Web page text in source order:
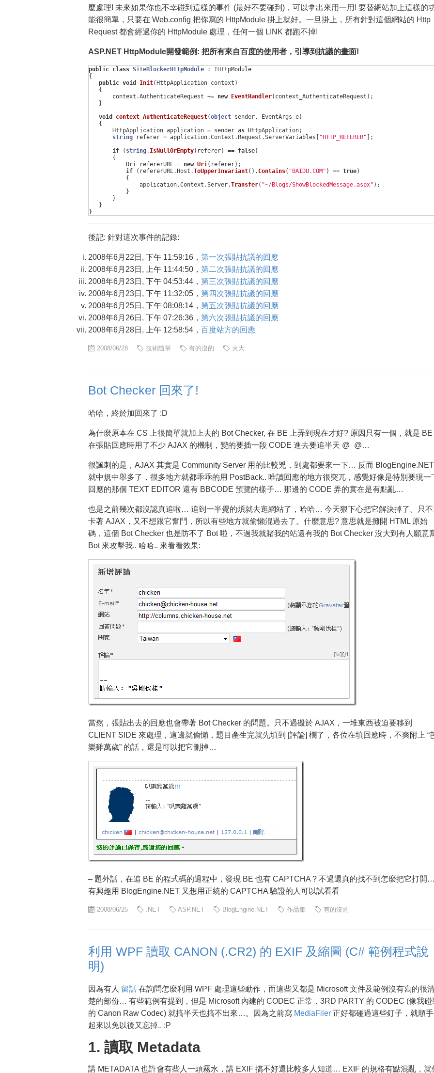
麼處理! 未來如果你也不幸碰到這樣的事件 (最好不要碰到)，可以拿出來用一用! 要替網站加上這樣的
能很簡單，只要在 Web.config 把你寫的 HttpModule 掛上就好。一旦掛上，所有針對這個網站的 Http
Request 都會經過你的 HttpModule 處理，任何一個 LINK 都跑不掉!
ASP.NET HttpModule開發範例: 把所有來自百度的使用者，引導到抗議的畫面!
public class SiteBlockerHttpModule :
IHttpModule
{
public void Init( HttpApplication context )
{
context .AuthenticateRequest += new EventHandler( context_AuthenticateRequest );
}
void
context_AuthenticateRequest(object sender, EventArgs e)
{
HttpApplication application = sender as HttpApplication;
string
referer = application.Context . Request .ServerVariables "HTTP_REFERER" ];
if
( string. IsNullOrEmpty( referer) == false)
{
Uri
refererURL = new Uri( referer);
if
( refererURL. Host .ToUpperInvariant().Contains( "BAIDU.COM" ) == true)
{
application.Context .Server.Transfer( "~/Blogs/ShowBlockedMessage.aspx" );
}
}
}
}
後記: 針對這次事件的記錄:
2008年6月22日, 下午 11:59:16， 第一次張貼抗議的回應
2008年6月23日, 上午 11:44:50， 第二次張貼抗議的回應
2008年6月23日, 下午 04:53:44， 第三次張貼抗議的回應
2008年6月23日, 下午 11:32:05， 第四次張貼抗議的回應
2008年6月25日, 下午 08:08:14， 第五次張貼抗議的回應
2008年6月26日, 下午 07:26:36， 第六次張貼抗議的回應
2008年6月28日, 上午 12:58:54， 百度站方的回應
2008/06/28 技術隨筆 有的沒的 火大
Bot Checker 回來了!
哈哈，終於加回來了 :D
為什麼原本在 CS 上很簡單就加上去的 Bot Checker, 在 BE 上弄到現在才好? 原因只有一個，就是 BE
在張貼回應時用了不少 AJAX 的機制，變的要插一段 CODE 進去要追半天 @_@…
很諷刺的是，AJAX 其實是 Community Server 用的比較兇，到處都要來一下… 反而 BlogEngine.NET
就中規中舉多了，很多地方就都乖乖的用 PostBack.. 唯讀回應的地方很突兀，感覺好像是特別要現一
回應的那個 TEXT EDITOR 還有 BBCODE 預覽的樣子… 那邊的 CODE 弄的實在是有點亂…
也是之前幾次都沒認真追啦… 追到一半覺的煩就去逛網站了，哈哈… 今天狠下心把它解決掉了。只
卡著 AJAX，又不想跟它奮鬥，所以有些地方就偷懶混過去了。什麼意思? 意思就是攤開 HTML 原始
碼，這個 Bot Checker 也是防不了 Bot 啦，不過我就賭我的站還有我的 Bot Checker 沒大到有人願意
Bot 來攻擊我.. 哈哈.. 來看看效果:
當然，張貼出去的回應也會帶著 Bot Checker 的問題。只不過礙於 AJAX，一堆東西被迫要移到
CLIENT SIDE 來處理，這邊就偷懶，題目產生完就先填到 [評論] 欄了，各位在填回應時，不爽附上 “
樂雞萬歲” 的話，還是可以把它刪掉…
– 題外話，在追 BE 的程式碼的過程中，發現 BE 也有 CAPTCHA ? 不過還真的找不到怎麼把它打開
有興趣用 BlogEngine.NET 又想用正統的 CAPTCHA 驗證的人可以試看看
2008/06/25 .NET ASP.NET BlogEngine.NET 作品集 有的沒的
利用 WPF 讀取 CANON (.CR2) 的 EXIF 及縮圖 (C# 範例程式說
明)
因為有人 留話 在詢問怎麼利用 WPF 處理這些動作，而這些又都是 Microsoft 文件及範例沒有寫的很
楚的部份… 有些範例有提到，但是 Microsoft 內建的 CODEC 正常，3RD PARTY 的 CODEC (像我碰
的 Canon Raw Codec) 就搞半天也搞不出來…。因為之前寫 MediaFiler 正好都碰過這些釘子，就順
起來以免以後又忘掉.. :P
1. 讀取 Metadata
講 METADATA 也許會有些人一頭霧水，講 EXIF 搞不好還比較多人知道… EXIF 的規格有點混亂，就